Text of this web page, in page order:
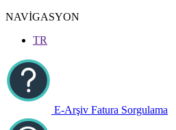
NAVİGASYON
TR
E-Arşiv Fatura Sorgulama